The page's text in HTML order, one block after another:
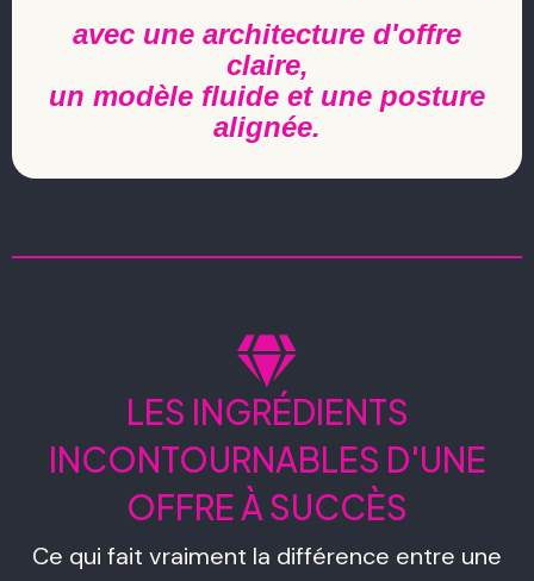
avec une architecture d'offre
claire,
un modèle fluide et une posture
alignée.
LES INGRÉDIENTS
INCONTOURNABLES D'UNE
OFFRE À SUCCÈS
Ce qui fait vraiment la différence entre une